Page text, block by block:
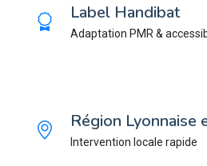
Label Handibat
Adaptation PMR &
Région Lyonnaise
Intervention locale rapide